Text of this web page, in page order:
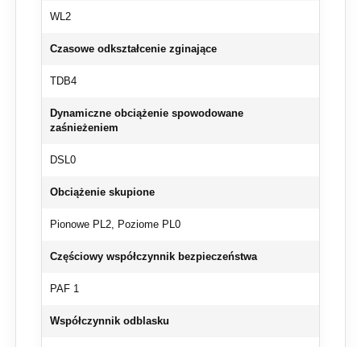
WL2
Czasowe odkształcenie zginające
TDB4
Dynamiczne obciążenie spowodowane
zaśnieżeniem
DSL0
Obciążenie skupione
Pionowe PL2, Poziome PL0
Częściowy współczynnik bezpieczeństwa
PAF 1
Współczynnik odblasku